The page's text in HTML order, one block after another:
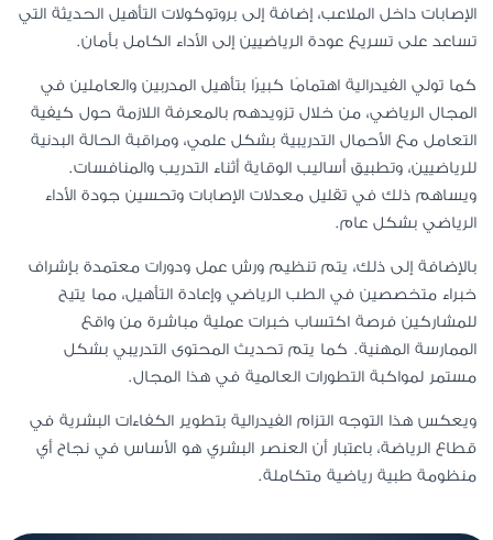
الإصابات داخل الملاعب، إضافة إلى بروتوكولات التأهيل الحديثة التي
تساعد على تسريع عودة الرياضيين إلى الأداء الكامل بأمان.
كما تولي الفيدرالية اهتمامًا كبيرًا بتأهيل المدربين والعاملين في
المجال الرياضي، من خلال تزويدهم بالمعرفة اللازمة حول كيفية
التعامل مع الأحمال التدريبية بشكل علمي، ومراقبة الحالة البدنية
للرياضيين، وتطبيق أساليب الوقاية أثناء التدريب والمنافسات.
ويساهم ذلك في تقليل معدلات الإصابات وتحسين جودة الأداء
الرياضي بشكل عام.
بالإضافة إلى ذلك، يتم تنظيم ورش عمل ودورات معتمدة بإشراف
خبراء متخصصين في الطب الرياضي وإعادة التأهيل، مما يتيح
للمشاركين فرصة اكتساب خبرات عملية مباشرة من واقع
الممارسة المهنية. كما يتم تحديث المحتوى التدريبي بشكل
مستمر لمواكبة التطورات العالمية في هذا المجال.
ويعكس هذا التوجه التزام الفيدرالية بتطوير الكفاءات البشرية في
قطاع الرياضة، باعتبار أن العنصر البشري هو الأساس في نجاح أي
منظومة طبية رياضية متكاملة.